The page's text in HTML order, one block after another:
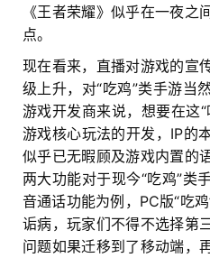
《王者荣耀》似乎在一夜之
点。
现在看来，直播对游戏的宣
级上升，对“吃鸡”类手游当
游戏开发商来说，想要在这
游戏核心玩法的开发，IP的
似乎已无暇顾及游戏内置的
两大功能对于现今“吃鸡”类
音通话功能为例，PC版“吃
诟病，玩家们不得不选择第
问题如果迁移到了移动端，